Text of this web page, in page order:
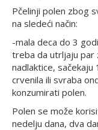
Pčelinji polen zbog
na sledeći način:
-mala deca do 3
treba da utrljaju par
nadlaktice,
crvenila ili svraba
konzumirati polen.
Polen se može
nedelju dana, dva